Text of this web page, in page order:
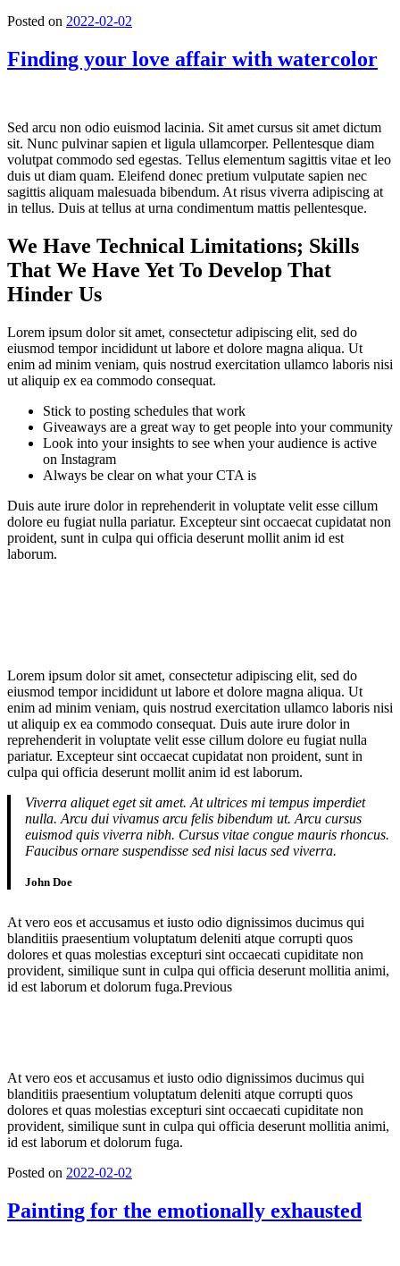
Posted on 2022-02-02
Finding your love affair with watercolor
Sed arcu non odio euismod lacinia. Sit amet cursus sit amet dictum
sit. Nunc pulvinar sapien et ligula ullamcorper. Pellentesque diam
volutpat commodo sed egestas. Tellus elementum sagittis vitae et leo
duis ut diam quam. Eleifend donec pretium vulputate sapien nec
sagittis aliquam malesuada bibendum. At risus viverra adipiscing at
in tellus. Duis at tellus at urna condimentum mattis pellentesque.
We Have Technical Limitations; Skills
That We Have Yet To Develop That
Hinder Us
Lorem ipsum dolor sit amet, consectetur adipiscing elit, sed do
eiusmod tempor incididunt ut labore et dolore magna aliqua. Ut
enim ad minim veniam, quis nostrud exercitation ullamco laboris nisi
ut aliquip ex ea commodo consequat.
Stick to posting schedules that work
Giveaways are a great way to get people into your community
Look into your insights to see when your audience is active
on Instagram
Always be clear on what your CTA is
Duis aute irure dolor in reprehenderit in voluptate velit esse cillum
dolore eu fugiat nulla pariatur. Excepteur sint occaecat cupidatat non
proident, sunt in culpa qui officia deserunt mollit anim id est
laborum.
Lorem ipsum dolor sit amet, consectetur adipiscing elit, sed do
eiusmod tempor incididunt ut labore et dolore magna aliqua. Ut
enim ad minim veniam, quis nostrud exercitation ullamco laboris nisi
ut aliquip ex ea commodo consequat. Duis aute irure dolor in
reprehenderit in voluptate velit esse cillum dolore eu fugiat nulla
pariatur. Excepteur sint occaecat cupidatat non proident, sunt in
culpa qui officia deserunt mollit anim id est laborum.
Viverra aliquet eget sit amet. At ultrices mi tempus imperdiet
nulla. Arcu dui vivamus arcu felis bibendum ut. Arcu cursus
euismod quis viverra nibh. Cursus vitae congue mauris rhoncus.
Faucibus ornare suspendisse sed nisi lacus sed viverra.
John Doe
At vero eos et accusamus et iusto odio dignissimos ducimus qui
blanditiis praesentium voluptatum deleniti atque corrupti quos
dolores et quas molestias excepturi sint occaecati cupiditate non
provident, similique sunt in culpa qui officia deserunt mollitia animi,
id est laborum et dolorum fuga.Previous
At vero eos et accusamus et iusto odio dignissimos ducimus qui
blanditiis praesentium voluptatum deleniti atque corrupti quos
dolores et quas molestias excepturi sint occaecati cupiditate non
provident, similique sunt in culpa qui officia deserunt mollitia animi,
id est laborum et dolorum fuga.
Posted on 2022-02-02
Painting for the emotionally exhausted